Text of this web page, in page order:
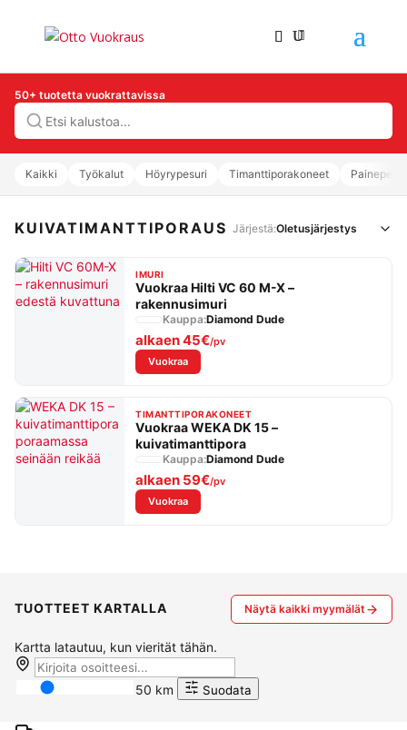
Hae
50+ tuotetta vuokrattavissa
Kaikki Työkalut Höyrypesuri Timanttiporakoneet
KUIVATIMANTTIPORAUS Järjestä:
IMURI
Vuokraa Hilti VC 60 M-X –
rakennusimuri
Kauppa:Diamond Dude
alkaen45€/pv
Vuokraa: Vuokraa Hilti VC 60 M-X – rakennusimuri
TIMANTTIPORAKONEET
Vuokraa WEKA DK 15 –
kuivatimanttipora
Kauppa:Diamond Dude
alkaen 59€/pv
Vuokraa: Vuokraa WEKA DK 15 – kuivatimanttipora
TUOTTEET KARTALLA Näytä kaikki myymälät
Kartta latautuu, kun vierität tähän.
50 km Suodata